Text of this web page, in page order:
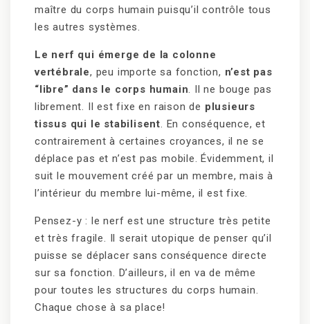
maître du corps humain puisqu’il contrôle tous
les autres systèmes.
Le nerf qui émerge de la colonne
vertébrale, peu importe sa fonction, n’est pas
“libre” dans le corps humain. Il ne bouge pas
librement. Il est fixe en raison de plusieurs
tissus qui le stabilisent. En conséquence, et
contrairement à certaines croyances, il ne se
déplace pas et n’est pas mobile. Évidemment, il
suit le mouvement créé par un membre, mais à
l’intérieur du membre lui-même, il est fixe.
Pensez-y : le nerf est une structure très petite
et très fragile. Il serait utopique de penser qu’il
puisse se déplacer sans conséquence directe
sur sa fonction. D’ailleurs, il en va de même
pour toutes les structures du corps humain.
Chaque chose à sa place!